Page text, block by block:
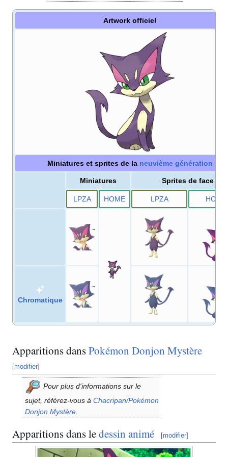
Artwork officiel
Miniatures et sprites de la neuvième génération
Miniatures Sprites de face
LPZA HOME LPZA HOME
Chromatique
Apparitions dansPokémon Donjon Mystère
[modifier]
Pour plus d'informations sur le
sujet, référez-vous à Chacripan/Pokémon
Donjon Mystère
Apparitions dans ledessin animé [modifier]